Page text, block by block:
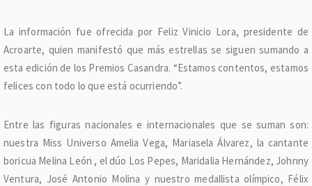
La información fue ofrecida por Feliz Vinicio Lora, presidente de
Acroarte, quien manifestó que más estrellas se siguen sumando a
esta edición de los Premios Casandra. “Estamos contentos, estamos
felices con todo lo que está ocurriendo”.
Entre las figuras nacionales e internacionales que se suman son:
nuestra Miss Universo Amelia Vega, Mariasela Álvarez, la cantante
boricua Melina León , el dúo Los Pepes, Maridalia Hernández, Johnny
Ventura, José Antonio Molina y nuestro medallista olímpico, Félix